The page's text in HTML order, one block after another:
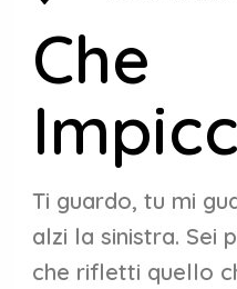
Che
Ti guardo, tu mi
alzi la sinistra. Sei
che rifletti quello